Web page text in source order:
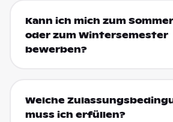
Kann ich mich zum
oder zum Wintersemester
bewerben?
Welche
muss ich erfüllen?